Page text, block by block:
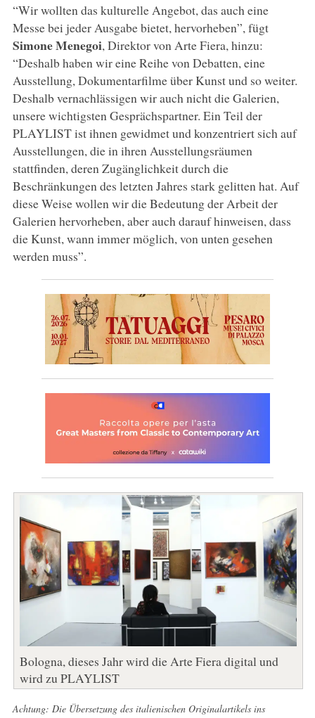
“Wir wollten das kulturelle Angebot, das auch eine
Messe bei jeder Ausgabe bietet, hervorheben”, fügt
Simone Menegoi, Direktor von Arte Fiera, hinzu:
“Deshalb haben wir eine Reihe von Debatten, eine
Ausstellung, Dokumentarfilme über Kunst und so weiter.
Deshalb vernachlässigen wir auch nicht die Galerien,
unsere wichtigsten Gesprächspartner. Ein Teil der
PLAYLIST ist ihnen gewidmet und konzentriert sich auf
Ausstellungen, die in ihren Ausstellungsräumen
stattfinden, deren Zugänglichkeit durch die
Beschränkungen des letzten Jahres stark gelitten hat. Auf
diese Weise wollen wir die Bedeutung der Arbeit der
Galerien hervorheben, aber auch darauf hinweisen, dass
die Kunst, wann immer möglich, von unten gesehen
werden muss”.
Bologna, dieses Jahr wird die Arte Fiera digital und
wird zu PLAYLIST
Achtung: Die Übersetzung des italienischen Originalartikels ins